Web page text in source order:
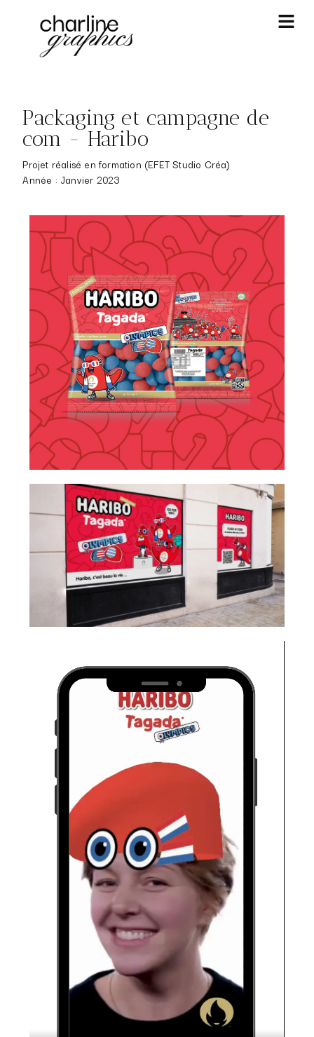
Packaging et campagne de
com - Haribo
Projet réalisé en formation (EFET Studio Créa)
Année : Janvier 2023